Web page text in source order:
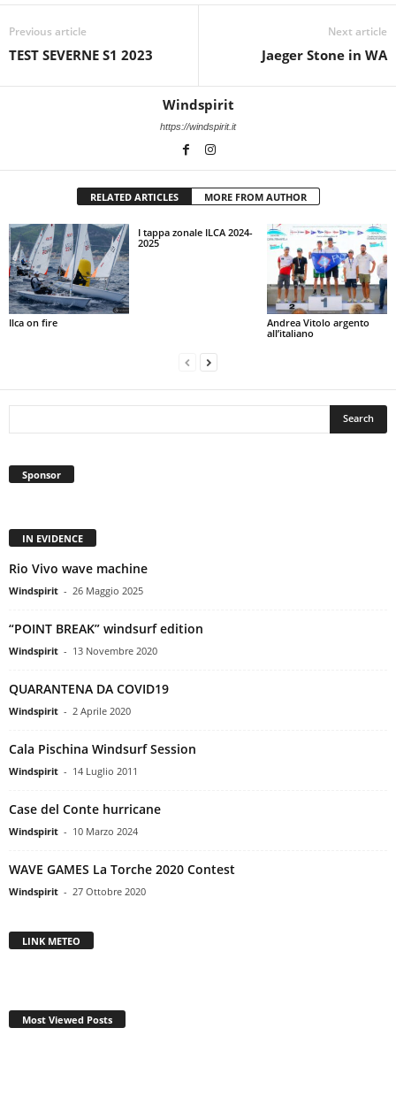
Previous article
TEST SEVERNE S1 2023
Next article
Jaeger Stone in WA
Windspirit
https://windspirit.it
RELATED ARTICLES MORE FROM AUTHOR
Ilca on fire
I tappa zonale ILCA 2024-
2025
Andrea Vitolo argento
all’italiano
Sponsor
IN EVIDENCE
Rio Vivo wave machine
Windspirit - 26 Maggio 2025
“POINT BREAK” windsurf edition
Windspirit - 13 Novembre 2020
QUARANTENA DA COVID19
Windspirit - 2 Aprile 2020
Cala Pischina Windsurf Session
Windspirit - 14 Luglio 2011
Case del Conte hurricane
Windspirit - 10 Marzo 2024
WAVE GAMES La Torche 2020 Contest
Windspirit - 27 Ottobre 2020
LINK METEO
Most Viewed Posts